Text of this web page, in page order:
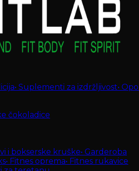
• Suplementi za izdržljivost•
čokoladice
i bokserske kruške• Garderoba
• Fitnes oprema• Fitnes rukavice